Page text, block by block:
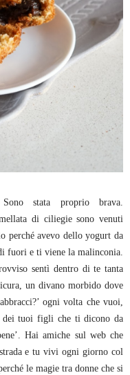
stata proprio brava.
di ciliegie sono venuti
perché avevo dello yogurt da
fuori e ti viene la malinconia.
sentì dentro di te tanta
un divano morbido dove
ogni volta che vuoi,
dei tuoi figli che ti dicono da
Hai amiche sul web che
e tu vivi ogni giorno col
le magie tra donne che si